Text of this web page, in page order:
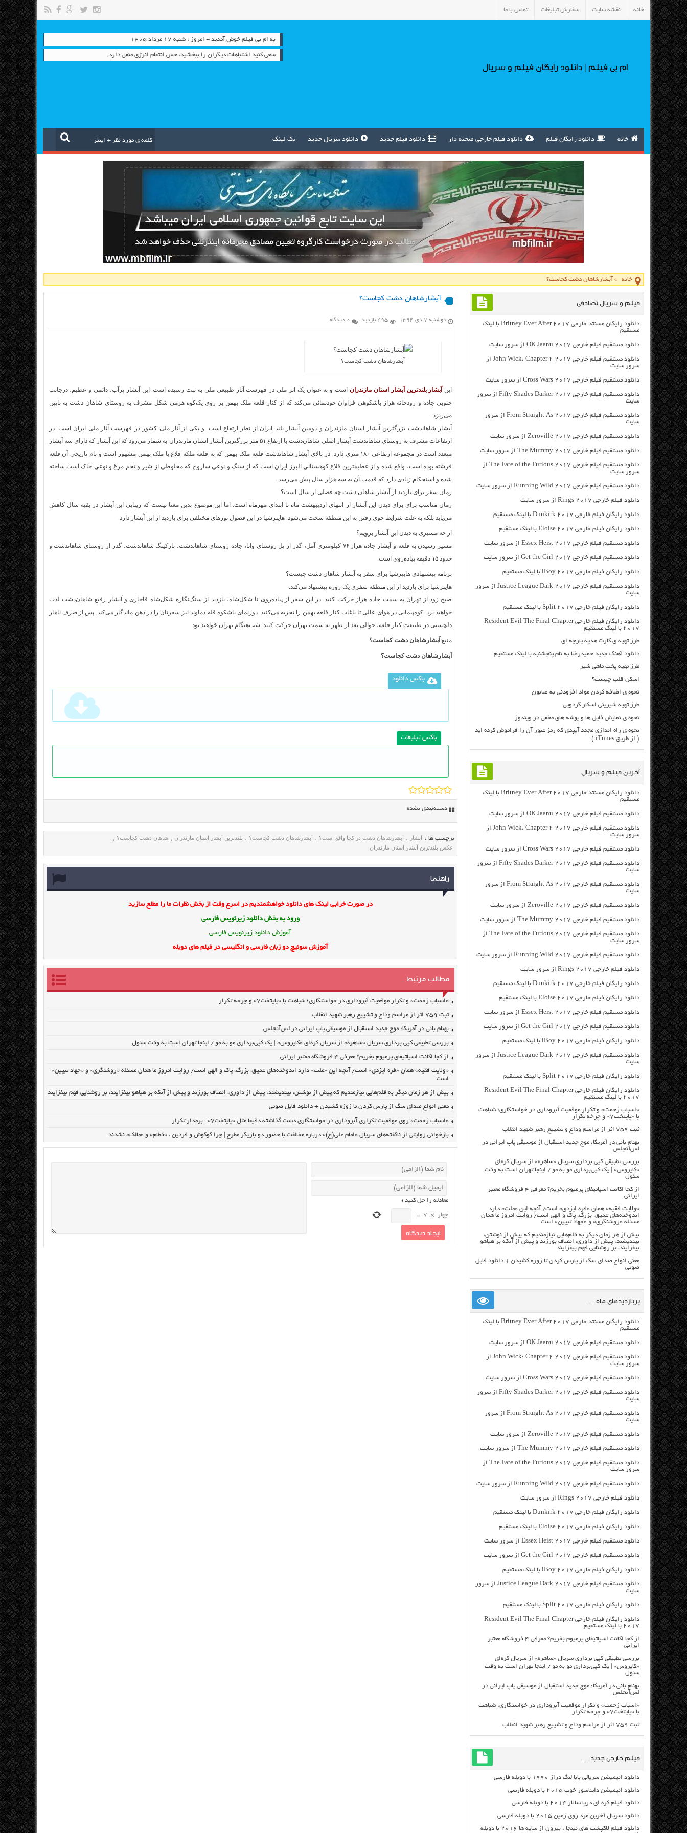
خانه نقشه سایت سفارش تبلیغات تماس با ما
ام بی فیلم | دانلود رایگان فیلم و سریال
به ام بی فیلم خوش آمدید - امروز : شنبه ۱۷ مرداد ۱۴۰۵
سعی کنید اشتباهات دیگران را ببخشید، حس انتقام انرژی منفی دارد.
خانه دانلود رایگان فیلم دانلود فیلم خارجی صحنه دار دانلود فیلم جدید دانلود سریال جدید بک لینک
خانه » آبشارشاهان دشت کجاست؟
آبشارشاهان دشت کجاست؟
دوشنبه ۷ دی ۱۳۹۴ 495 بازدید 0 دیدگاه
آبشارشاهان دشت کجاست؟
این آبشار بلندترین آبشار استان مازندراناست و به عنوان یک اثر ملی در فهرست آثار طبیعی ملی به ثبت رسیده است. این آبشار پرآب، دائمی و عظیم، درجانب
جنوبی جاده و رودخانه هراز باشکوهی فراوان خودنمائی می‌کند که از کنار قلعه ملک بهمن بر روی یک‌کوه هرمی شکل مشرف به روستای شاهان‌ دشت به پایین
می‌ریزد.
آبشار شاهاندشت بزرگترین آبشار استان مازندران و دومین آبشار بلند ایران از نظر ارتفاع است. و یکی از آثار ملی کشور در فهرست آثار ملی ایران است. در
ارتفاعات مشرف به روستای شاهاندشت آبشار اصلی شاهان‌دشت با ارتفاع ۵۱ متر بزرگترین آبشار استان مازندران به شمار می‌رود که این آبشار که دارای سه آبشار
متعدد است در مجموعه ارتفاعی ۱۸۰ متری دارد. در بالای آبشار شاهاندشت قلعه ملک بهمن که به قلعه ملکه قلاع یا ملک بهمن مشهور است و نام تاریخی آن قلعه
فرشته بوده است، واقع شده و از عظیمترین قلاع کوهستانی البرز ایران است که از سنگ و نوعی ساروج که مخلوطی از شیر و تخم مرغ و نوعی خاک است ساخته
شده و استحکام زیادی دارد که قدمت آن به سه هزار سال پیش می‌رسد.
زمان سفر برای بازدید از آبشار شاهان دشت چه فصلی از سال است؟
زمان مناسب برای برای دیدن این آبشار از انتهای اردیبهشت ماه تا ابتدای مهرماه است. اما این موضوع بدین معنا نیست که زیبایی این آبشار در بقیه سال کاهش
می‌یابد بلکه به علت شرایط جوی رفتن به این منطقه سخت می‌شود. هایپرشیا در این فصول تورهای مختلفی برای بازدید از این آبشار دارد.
از چه مسیری به دیدن این آبشار برویم؟
مسیر رسیدن به قلعه و آبشار جاده هراز ۷۶ کیلومتری آمل، گذر از پل روستای وانا، جاده روستای شاهاندشت، پارکینگ شاهاندشت، گذر از روستای شاهاندشت و
حدود ۱۵ دقیقه پیاده‌روی است.
برنامه پیشنهادی هایپرشیا برای سفر به آبشار شاهان دشت چیست؟
هایپرشیا برای بازدید از این منطقه سفری یک روزه پیشنهاد می‌کند.
صبح زود از تهران به سمت جاده هراز حرکت کنید. در این سفر از پیاده‌روی تا شکل‌شاه، بازدید از سنگ‌نگاره شکل‌شاه قاجاری و آبشار رفیع شاهان‌دشت لذت
خواهید برد. کوه‌پیمایی در هوای عالی تا باغات کنار قلعه بهمن را تجربه می‌کنید. دورنمای باشکوه قله دماوند نیز سفرتان را در ذهن ماندگار می‌کند. پس از صرف ناهار
دلچسبی در طبیعت کنار قلعه، حوالی بعد از ظهر به سمت تهران حرکت کنید. شب‌هنگام تهران خواهید بود
منبع: آبشارشاهان دشت کجاست؟
آبشارشاهان دشت کجاست؟
باکس دانلود
باکس تبلیغات
دسته‌بندی نشده
برچسب ها : آبشار , آبشارشاهان دشت در کجا واقع است؟ , آبشارشاهان دشت کجاست؟ , بلندترین آبشار استان مازندران , شاهان دشت کجاست؟ ,
عکس بلندترین آبشار استان مازندران
راهنما
در صورت خرابی لینک های دانلود خواهشمندیم در اسرع وقت از بخش نظرات ما را مطلع سازید
ورود به بخش دانلود زیرنویس فارسی
آموزش دانلود زیرنویس فارسی
آموزش سوئیچ دو زبان فارسی و انگلیسی در فیلم های دوبله
مطالب مرتبط
«اسباب زحمت» و تکرار موقعیت آبروداری در خواستگاری؛ شباهت با «پایتخت۷» و چرخه تکرار
ثبت ۷۵۹ اثر از مراسم وداع و تشییع رهبر شهید انقلاب
بهنام بانی در آمریکا: موج جدید استقبال از موسیقی پاپ ایرانی در لس‌آنجلس
بررسی تطبیقی کپی برداری سریال «ساهره» از سریال کره‌ای «کایروس» | یک کپی‌برداری مو به مو / اینجا تهران است به وقت سئول
از کجا اکانت اسپاتیفای پرمیوم بخریم؟ معرفی ۴ فروشگاه معتبر ایرانی
«ولایت فقیه» همان «فره ایزدی» است/ آنچه این «ملت» دارد اندوخته‌های عمیق، بزرگ، پاک و الهی است/ روایت امروز ما همان مسئله «روشنگری» و «جهاد تبیین»
است
بیش از هر زمان دیگر به قلم‌هایی نیازمندیم که پیش از نوشتن، بیندیشند؛ پیش از داوری، انصاف بورزند و پیش از آنکه بر هیاهو بیفزایند، بر روشنایی فهم بیفزایند
معنی انواع صدای سگ از پارس کردن تا زوزه کشیدن + دانلود فایل صوتی
«اسباب زحمت» روی موقعیت تکراری آبروداری در خواستگاری دست گذاشته دقیقا مثل «پایتخت۷» | برمدار تکرار
بازخوانی روایتی از ناگفته‌های سریال «امام علی(ع)» درباره مخالفت با حضور دو بازیگر مطرح | چرا گوگوش و فردین ، «قطام» و «مالک» نشدند
معادله را حل کنید*
چهار ×
7
=
فیلم و سریال تصادفی
دانلود رایگان مسنتد خارجی Britney Ever After 2017 با لینک
مستقیم
دانلود مستقیم فیلم خارجی OK Jaanu 2017 از سرور سایت
دانلود مستقیم فیلم خارجی John Wick: Chapter 2 2017 از
سرور سایت
دانلود مستقیم فیلم خارجی Cross Wars 2017 از سرور سایت
دانلود مستقیم فیلم خارجی Fifty Shades Darker 2017 از سرور
سایت
دانلود مستقیم فیلم خارجی From Straight As 2017 از سرور
سایت
دانلود مستقیم فیلم خارجی Zeroville 2017 از سرور سایت
دانلود مستقیم فیلم خارجی The Mummy 2017 از سرور سایت
دانلود مستقیم فیلم خارجی The Fate of the Furious 2017 از
سرور سایت
دانلود مستقیم فیلم خارجی Running Wild 2017 از سرور سایت
دانلود فیلم خارجی Rings 2017 از سرور سایت
دانلود رایگان فیلم خارجی Dunkirk 2017 با لینک مستقیم
دانلود رایگان فیلم خارجی Eloise 2017 با لینک مستقیم
دانلود مستقیم فیلم خارجی Essex Heist 2017 از سرور سایت
دانلود مستقیم فیلم خارجی Get the Girl 2017 از سرور سایت
دانلود رایگان فیلم خارجی iBoy 2017 با لینک مستقیم
دانلود مستقیم فیلم خارجی Justice League Dark 2017 از سرور
سایت
دانلود رایگان فیلم خارجی Split 2017 با لینک مستقیم
دانلود رایگان فیلم خارجی Resident Evil The Final Chapter
2017 با لینک مستقیم
طرز تهیه ی کارت هدیه پارچه ای
دانلود آهنگ جدید حمیدرضا به نام پنجشنبه با لینک مستقیم
طرز تهیه پخت ماهی شیر
اسکن قلب چیست؟
نحوه ی اضافه کردن مواد افزودنی به صابون
طرز تهیه شیرینی اسکار گردویی
نحوه ی نمایش فایل ها و پوشه های مخفی در ویندوز
نحوه ی راه اندازی مجدد آیپدی که رمز عبور آن را فراموش کرده اید
( از طریق iTunes )
آخرین فیلم و سریال
دانلود رایگان مسنتد خارجی Britney Ever After 2017 با لینک
مستقیم
دانلود مستقیم فیلم خارجی OK Jaanu 2017 از سرور سایت
دانلود مستقیم فیلم خارجی John Wick: Chapter 2 2017 از
سرور سایت
دانلود مستقیم فیلم خارجی Cross Wars 2017 از سرور سایت
دانلود مستقیم فیلم خارجی Fifty Shades Darker 2017 از سرور
سایت
دانلود مستقیم فیلم خارجی From Straight As 2017 از سرور
سایت
دانلود مستقیم فیلم خارجی Zeroville 2017 از سرور سایت
دانلود مستقیم فیلم خارجی The Mummy 2017 از سرور سایت
دانلود مستقیم فیلم خارجی The Fate of the Furious 2017 از
سرور سایت
دانلود مستقیم فیلم خارجی Running Wild 2017 از سرور سایت
دانلود فیلم خارجی Rings 2017 از سرور سایت
دانلود رایگان فیلم خارجی Dunkirk 2017 با لینک مستقیم
دانلود رایگان فیلم خارجی Eloise 2017 با لینک مستقیم
دانلود مستقیم فیلم خارجی Essex Heist 2017 از سرور سایت
دانلود مستقیم فیلم خارجی Get the Girl 2017 از سرور سایت
دانلود رایگان فیلم خارجی iBoy 2017 با لینک مستقیم
دانلود مستقیم فیلم خارجی Justice League Dark 2017 از سرور
سایت
دانلود رایگان فیلم خارجی Split 2017 با لینک مستقیم
دانلود رایگان فیلم خارجی Resident Evil The Final Chapter
2017 با لینک مستقیم
«اسباب زحمت» و تکرار موقعیت آبروداری در خواستگاری؛ شباهت
با «پایتخت۷» و چرخه تکرار
ثبت ۷۵۹ اثر از مراسم وداع و تشییع رهبر شهید انقلاب
بهنام بانی در آمریکا: موج جدید استقبال از موسیقی پاپ ایرانی در
لس‌آنجلس
بررسی تطبیقی کپی برداری سریال «ساهره» از سریال کره‌ای
«کایروس» | یک کپی‌برداری مو به مو / اینجا تهران است به وقت
سئول
از کجا اکانت اسپاتیفای پرمیوم بخریم؟ معرفی ۴ فروشگاه معتبر
ایرانی
«ولایت فقیه» همان «فره ایزدی» است/ آنچه این «ملت» دارد
اندوخته‌های عمیق، بزرگ، پاک و الهی است/ روایت امروز ما همان
مسئله «روشنگری» و «جهاد تبیین» است
بیش از هر زمان دیگر به قلم‌هایی نیازمندیم که پیش از نوشتن،
بیندیشند؛ پیش از داوری، انصاف بورزند و پیش از آنکه بر هیاهو
بیفزایند، بر روشنایی فهم بیفزایند
معنی انواع صدای سگ از پارس کردن تا زوزه کشیدن + دانلود فایل
صوتی
پربازدیدهای ماه …
دانلود رایگان مسنتد خارجی Britney Ever After 2017 با لینک
مستقیم
دانلود مستقیم فیلم خارجی OK Jaanu 2017 از سرور سایت
دانلود مستقیم فیلم خارجی John Wick: Chapter 2 2017 از
سرور سایت
دانلود مستقیم فیلم خارجی Cross Wars 2017 از سرور سایت
دانلود مستقیم فیلم خارجی Fifty Shades Darker 2017 از سرور
سایت
دانلود مستقیم فیلم خارجی From Straight As 2017 از سرور
سایت
دانلود مستقیم فیلم خارجی Zeroville 2017 از سرور سایت
دانلود مستقیم فیلم خارجی The Mummy 2017 از سرور سایت
دانلود مستقیم فیلم خارجی The Fate of the Furious 2017 از
سرور سایت
دانلود مستقیم فیلم خارجی Running Wild 2017 از سرور سایت
دانلود فیلم خارجی Rings 2017 از سرور سایت
دانلود رایگان فیلم خارجی Dunkirk 2017 با لینک مستقیم
دانلود رایگان فیلم خارجی Eloise 2017 با لینک مستقیم
دانلود مستقیم فیلم خارجی Essex Heist 2017 از سرور سایت
دانلود مستقیم فیلم خارجی Get the Girl 2017 از سرور سایت
دانلود رایگان فیلم خارجی iBoy 2017 با لینک مستقیم
دانلود مستقیم فیلم خارجی Justice League Dark 2017 از سرور
سایت
دانلود رایگان فیلم خارجی Split 2017 با لینک مستقیم
دانلود رایگان فیلم خارجی Resident Evil The Final Chapter
2017 با لینک مستقیم
از کجا اکانت اسپاتیفای پرمیوم بخریم؟ معرفی ۴ فروشگاه معتبر
ایرانی
بررسی تطبیقی کپی برداری سریال «ساهره» از سریال کره‌ای
«کایروس» | یک کپی‌برداری مو به مو / اینجا تهران است به وقت
سئول
بهنام بانی در آمریکا: موج جدید استقبال از موسیقی پاپ ایرانی در
لس‌آنجلس
«اسباب زحمت» و تکرار موقعیت آبروداری در خواستگاری؛ شباهت
با «پایتخت۷» و چرخه تکرار
ثبت ۷۵۹ اثر از مراسم وداع و تشییع رهبر شهید انقلاب
فیلم خارجی جدید …
دانلود انیمیشن سریالی بابا لنگ دراز ۱۹۹۰ با دوبله فارسی
دانلود انیمیشن دایناسور خوب ۲۰۱۵ با دوبله فارسی
دانلود فیلم کره ای دریا سالار ۲۰۱۴ با دوبله فارسی
دانلود سریال آخرین مرد روی زمین ۲۰۱۵ با دوبله فارسی
دانلود فیلم لاکپشت های نینجا : بیرون از سایه ها ۲۰۱۶ با دوبله